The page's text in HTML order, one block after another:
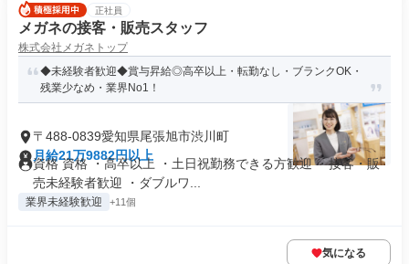
正社員
メガネの接客・販売スタッフ
株式会社メガネトップ
◆未経験者歓迎◆賞与昇給◎高卒以上・転勤なし・ブランクOK・
残業少なめ・業界No1！
〒488-0839愛知県尾張旭市渋川町
月給21万9882円以上
資格 資格 ・高卒以上 ・土日祝勤務できる方歓迎 ・接客・販
売未経験者歓迎 ・ダブルワ...
業界未経験歓迎 +11個
気になる